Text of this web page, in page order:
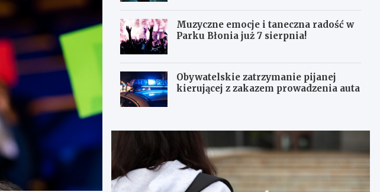
Muzyczne emocje i taneczna radość w
Parku Błonia już 7 sierpnia!
Obywatelskie zatrzymanie pijanej
kierującej z zakazem prowadzenia auta